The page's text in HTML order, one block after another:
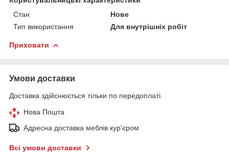
Стан
Нове
Тип використання
Для внутрішніх робіт
Приховати
Умови доставки
Доставка здійснюється тільки по передоплаті.
Нова Пошта
Адресна доставка меблів кур'єром
Всі умови доставки